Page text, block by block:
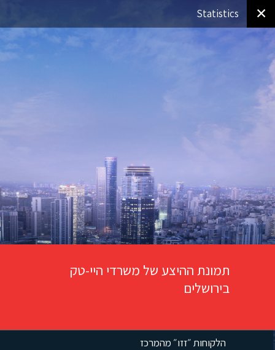
✕
Statistics
תמונת ההיצע של משרדי היי-טק
בירושלים
הלקוחות ״זזו״ מהמרכז